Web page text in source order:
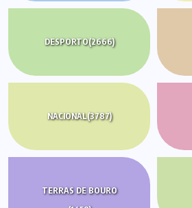
DESPORTO(2666)
NACIONAL(3787)
TERRAS DE BOURO